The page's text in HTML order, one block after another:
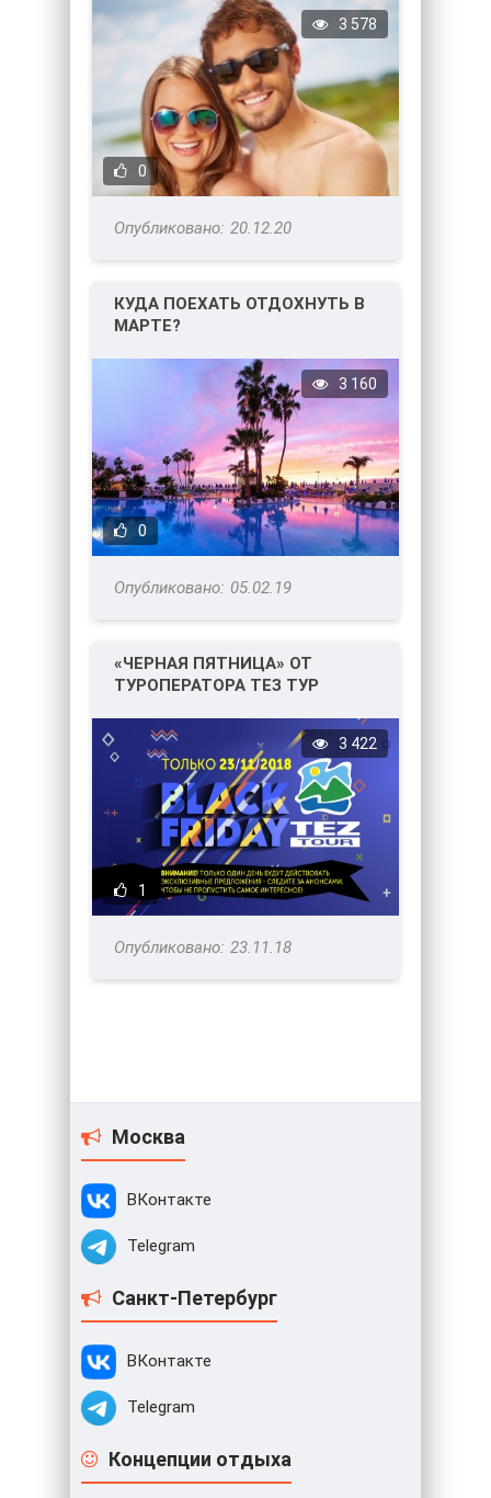
0
3 578
20.12.20
КУДА ПОЕХАТЬ ОТДОХНУТЬ В
МАРТЕ?
0
3 160
05.02.19
«ЧЕРНАЯ ПЯТНИЦА» ОТ
ТУРОПЕРАТОРА ТЕЗ ТУР
1
3 422
23.11.18
Москва
ВКонтакте
Telegram
Санкт-Петербург
ВКонтакте
Telegram
Концепции отдыха